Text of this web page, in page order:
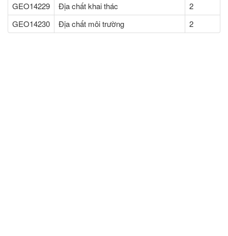
GEO14229 Địa chất khai thác
2
GEO14230
Địa chất môi trường 2